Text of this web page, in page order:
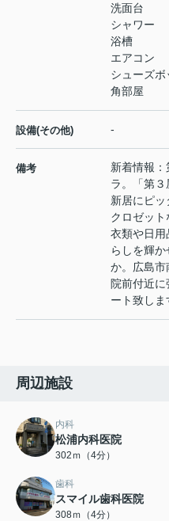
洗面台
シャワー
浴槽
エアコン
シューズボ
角部屋
設備(その他) -
備考
新着情報
ラ。「第
新居にピッ
クロゼット
衣類や日用
らしを輝
か。広島市
院前付近
ート致しま
周辺施設
内科
松浦内科医院
302ｍ（4分）
歯科
スマイル歯科医院
308ｍ（4分）